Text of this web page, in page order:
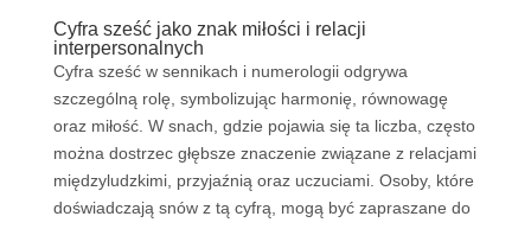
Cyfra sześć jako znak miłości i relacji
interpersonalnych
Cyfra sześć w sennikach i numerologii odgrywa
szczególną rolę, symbolizując harmonię, równowagę
oraz miłość. W snach, gdzie pojawia się ta liczba, często
można dostrzec głębsze znaczenie związane z relacjami
międzyludzkimi, przyjaźnią oraz uczuciami. Osoby, które
doświadczają snów z tą cyfrą, mogą być zapraszane do